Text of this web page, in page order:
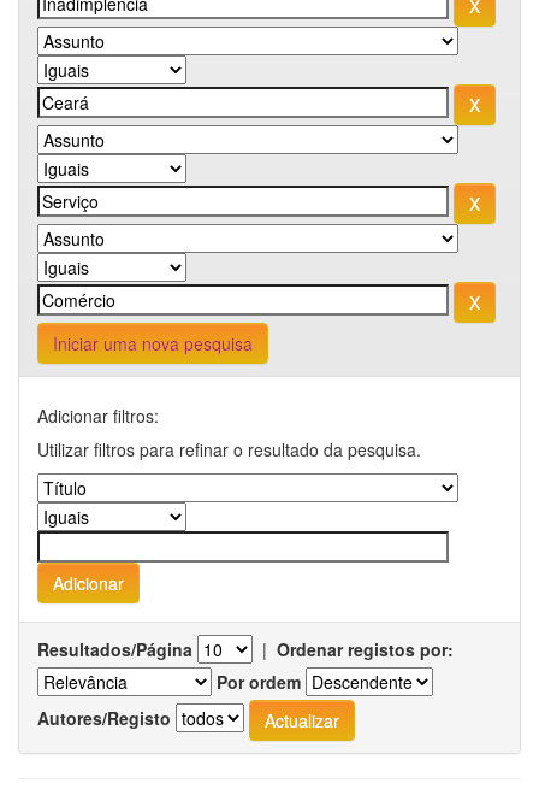
Iniciar uma nova pesquisa
Adicionar filtros:
Utilizar filtros para refinar o resultado da pesquisa.
Resultados/Página | Ordenar registos por:
Por ordem
Autores/Registo